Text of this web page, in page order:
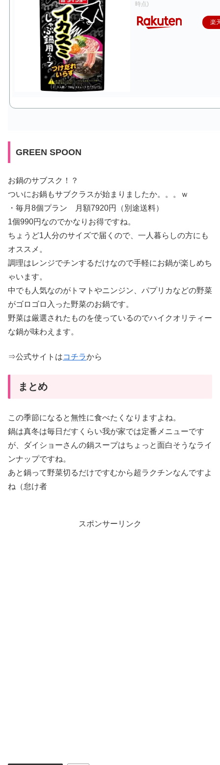
時点)
楽
GREEN SPOON
お鍋のサブスク！？
ついにお鍋もサブクラスが始まりましたか。。。ｗ
・毎月8個プラン 月額7920円（別途送料）
1個990円なのでかなりお得ですね。
ちょうど1人分のサイズで届くので、一人暮らしの方にも
オススメ。
調理はレンジでチンするだけなので手軽にお鍋が楽しめち
ゃいます。
中でも人気なのがトマトやニンジン、パプリカなどの野菜
がゴロゴロ入った野菜のお鍋です。
野菜は厳選されたものを使っているのでハイクオリティー
な鍋が味わえます。
⇒公式サイトはコチラから
まとめ
この季節になると無性に食べたくなりますよね。
鍋は真冬は毎日だすくらい我が家では定番メニューです
が、ダイショーさんの鍋スープはちょっと面白そうなライ
ンナップですね。
あと鍋って野菜切るだけですむから超ラクチンなんですよ
ね（怠け者
スポンサーリンク